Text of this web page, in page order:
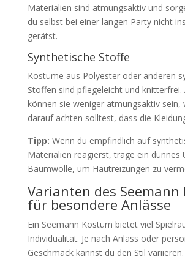
Materialien sind atmungsaktiv und
du selbst bei einer langen Party nicht
gerätst.
Synthetische Stoffe
Kostüme aus Polyester oder anderen
Stoffen sind pflegeleicht und knitterfrei.
können sie weniger atmungsaktiv sein,
darauf achten solltest, dass die
Tipp: Wenn du empfindlich auf
Materialien reagierst, trage ein dünnes
Baumwolle, um Hautreizungen zu
Varianten des Seemann
für besondere Anlässe
Ein Seemann Kostüm bietet viel
Individualität. Je nach Anlass oder
Geschmack kannst du den Stil variieren.